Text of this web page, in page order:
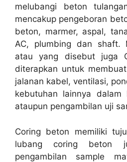
melubangi beton
mencakup pengeboran
beton, marmer, aspal,
AC, plumbing dan shaft.
atau yang disebut juga
diterapkan untuk
jalanan kabel, ventilasi,
kebutuhan lainnya dalam
ataupun pengambilan uji
Coring beton memiliki
lubang coring beton
pengambilan sample